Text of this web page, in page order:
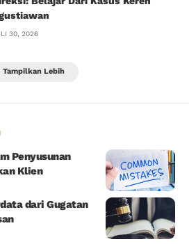
30, 2026
Tampilkan Lebih
Penyusunan
Klien
dari Gugatan